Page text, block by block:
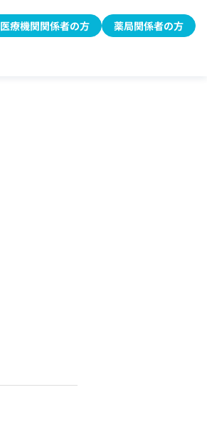
医療機関関係者の方 薬局関係者の方